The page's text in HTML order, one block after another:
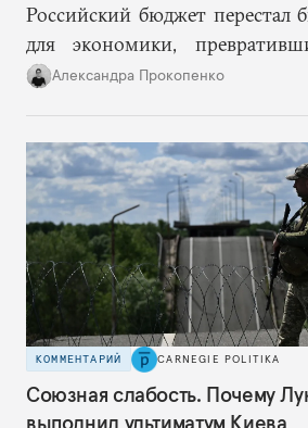
Российский бюджет перестал
для экономики,
«расходов и доходов», не
Александра Прокопенко
КОММЕНТАРИЙ CARNEGIE POLITIKA
Союзная слабость. Почему